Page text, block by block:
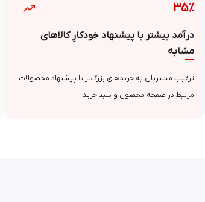
۳۵٪
درآمد بیشتر با پیشنهاد خودکارِ کالاهای
مشابه
ترغیب مشتریان به خریدهای بزرگ‌تر با پیشنهاد محصولات
مرتبط در صفحه محصول و سبد خرید